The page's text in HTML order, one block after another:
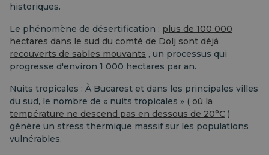
historiques.
Le phénomène de désertification : plus de 100 000
hectares dans le sud du comté de Dolj sont déjà
recouverts de sables mouvants , un processus qui
progresse d'environ 1 000 hectares par an.
Nuits tropicales : À Bucarest et dans les principales villes
du sud, le nombre de « nuits tropicales » ( où la
température ne descend pas en dessous de 20°C )
génère un stress thermique massif sur les populations
vulnérables.